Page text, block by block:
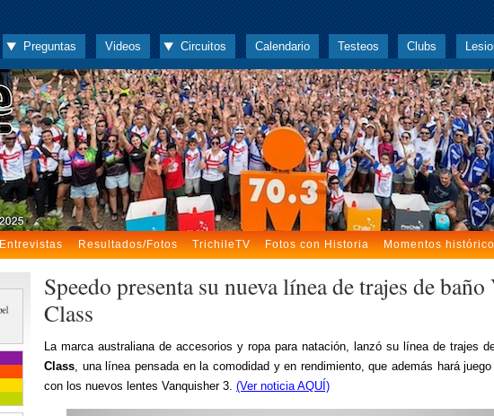
Preguntas Videos Circuitos Calendario Testeos Clubs
Entrevistas Resultados/Fotos TrichileTV Fotos con Historia Momentos
Speedo presenta su nueva línea de trajes de baño
Class
La marca australiana de accesorios y ropa para natación, lanzó su línea de trajes
Class, una línea pensada en la comodidad y en rendimiento, que además hará
con los nuevos lentes Vanquisher 3. (Ver noticia AQUÍ)